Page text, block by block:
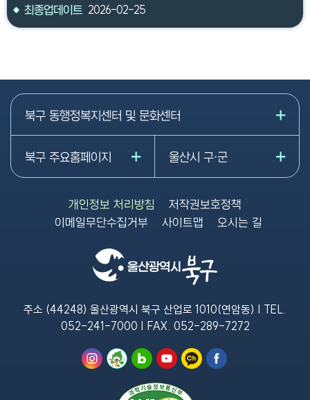
최종업데이트 2026-02-25
북구 동행정복지센터 및 문화센터
북구 주요홈페이지 울산시 구·군
개인정보 처리방침
저작권보호정책
이메일무단수집거부
사이트맵 오시는 길
주소 (44248) 울산광역시 북구 산업로 1010(연암동) | TEL.
052-241-7000 | FAX. 052-289-7272